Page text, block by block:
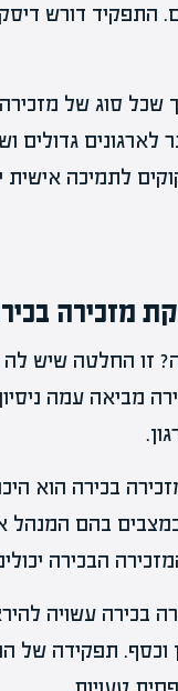
התפקיד דורש
שכל סוג של
לארגונים גדולים
לתמיכה אישית
מזכירה
זו החלטה שיש לה
מביאה עמה
בכירה הוא
בהם המנהל
הבכירה
בכירה עשויה
וכסף. תפקידה של